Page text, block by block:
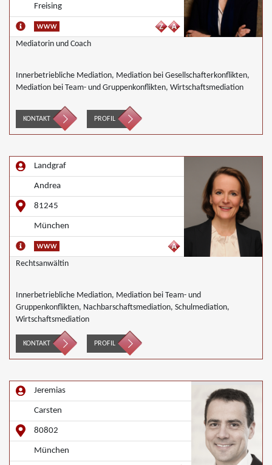
Freising
Mediatorin und Coach
Innerbetriebliche Mediation, Mediation bei Gesellschafterkonflikten,
Mediation bei Team- und Gruppenkonflikten, Wirtschaftsmediation
KONTAKT PROFIL
Landgraf
Andrea
81245
München
Rechtsanwältin
Innerbetriebliche Mediation, Mediation bei Team- und
Gruppenkonflikten, Nachbarschaftsmediation, Schulmediation,
Wirtschaftsmediation
KONTAKT PROFIL
Jeremias
Carsten
80802
München